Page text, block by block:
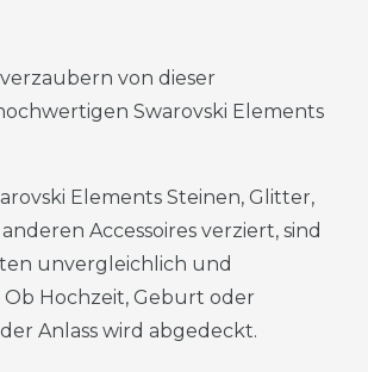
verzaubern von dieser
Swarovski Elements
Elements Steinen, Glitter,
Accessoires verziert, sind
unvergleichlich und
Ob Hochzeit, Geburt oder
Anlass wird abgedeckt.